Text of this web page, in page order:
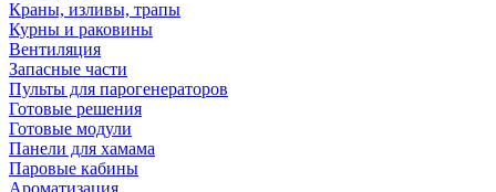
Краны, изливы, трапы
Курны и раковины
Вентиляция
Запасные части
Пульты для парогенераторов
Готовые решения
Готовые модули
Панели для хамама
Паровые кабины
Ароматизация